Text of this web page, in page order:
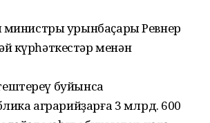
урынбаҫары Ревнер
күрһәткестәр менән
буйынса
аграрийҙарға 3 млрд. 600